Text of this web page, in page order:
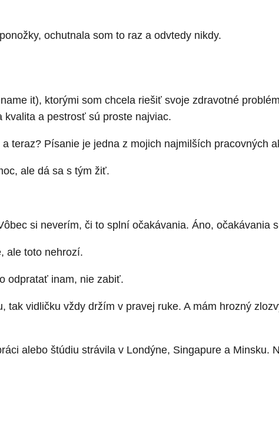
ochutnala som to raz a odvtedy nikdy.
it), ktorými som chcela riešiť svoje zdravotné
a pestrosť sú proste najviac.
teraz? Písanie je jedna z mojich najmilších pracovných
ale dá sa s tým žiť.
si neverím, či to splní očakávania. Áno, očakávania
ale toto nehrozí.
odpratať inam, nie zabiť.
tak vidličku vždy držím v pravej ruke. A mám hrozný
alebo štúdiu strávila v Londýne, Singapure a Minsku.